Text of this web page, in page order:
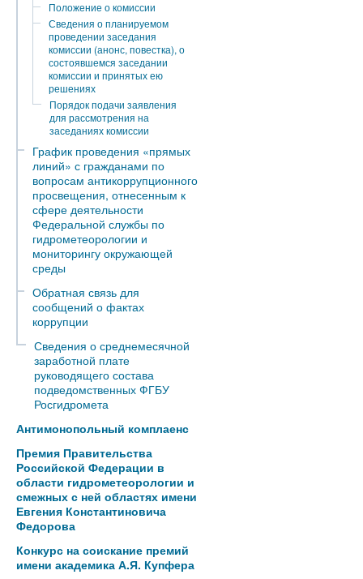
Положение о комиссии
Сведения о планируемом
проведении заседания
комиссии (анонс, повестка), о
состоявшемся заседании
комиссии и принятых ею
решениях
Порядок подачи заявления
для рассмотрения на
заседаниях комиссии
График проведения «прямых
линий» с гражданами по
вопросам антикоррупционного
просвещения, отнесенным к
сфере деятельности
Федеральной службы по
гидрометеорологии и
мониторингу окружающей
среды
Обратная связь для
сообщений о фактах
коррупции
Сведения о среднемесячной
заработной плате
руководящего состава
подведомственных ФГБУ
Росгидромета
Антимонопольный комплаенс
Премия Правительства
Российской Федерации в
области гидрометеорологии и
смежных с ней областях имени
Евгения Константиновича
Федорова
Конкурс на соискание премий
имени академика А.Я. Купфера